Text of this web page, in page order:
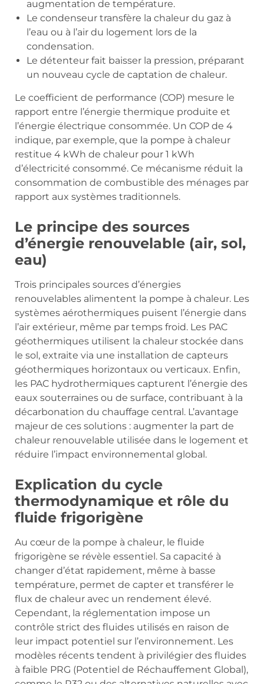
augmentation de température.
Le condenseur transfère la chaleur du gaz à
l’eau ou à l’air du logement lors de la
condensation.
Le détenteur fait baisser la pression, préparant
un nouveau cycle de captation de chaleur.
Le coefficient de performance (COP) mesure le
rapport entre l’énergie thermique produite et
l’énergie électrique consommée. Un COP de 4
indique, par exemple, que la pompe à chaleur
restitue 4 kWh de chaleur pour 1 kWh
d’électricité consommé. Ce mécanisme réduit la
consommation de combustible des ménages par
rapport aux systèmes traditionnels.
Le principe des sources
d’énergie renouvelable (air, sol,
eau)
Trois principales sources d’énergies
renouvelables alimentent la pompe à chaleur. Les
systèmes aérothermiques puisent l’énergie dans
l’air extérieur, même par temps froid. Les PAC
géothermiques utilisent la chaleur stockée dans
le sol, extraite via une installation de capteurs
géothermiques horizontaux ou verticaux. Enfin,
les PAC hydrothermiques capturent l’énergie des
eaux souterraines ou de surface, contribuant à la
décarbonation du chauffage central. L’avantage
majeur de ces solutions : augmenter la part de
chaleur renouvelable utilisée dans le logement et
réduire l’impact environnemental global.
Explication du cycle
thermodynamique et rôle du
fluide frigorigène
Au cœur de la pompe à chaleur, le fluide
frigorigène se révèle essentiel. Sa capacité à
changer d’état rapidement, même à basse
température, permet de capter et transférer le
flux de chaleur avec un rendement élevé.
Cependant, la réglementation impose un
contrôle strict des fluides utilisés en raison de
leur impact potentiel sur l’environnement. Les
modèles récents tendent à privilégier des fluides
à faible PRG (Potentiel de Réchauffement Global),